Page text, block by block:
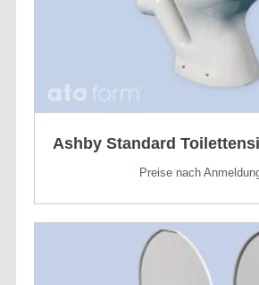
Ashby Standard
Preise nach